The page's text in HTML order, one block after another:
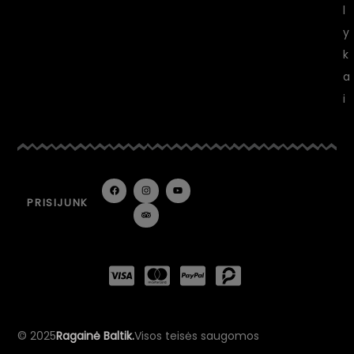
l
y
k
a
i
PRISIJUNK
© 2025Ragainė Baltik.Visos teisės saugomos